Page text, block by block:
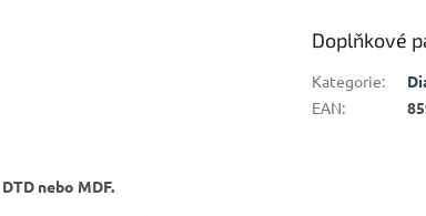
nebo MDF.
Doplňkové
Kategorie:
EAN: